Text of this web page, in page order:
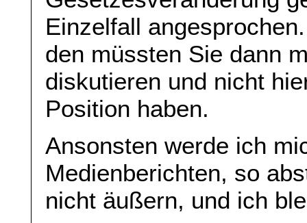
Einzelfall
den müssten Sie dann
diskutieren und nicht
Position haben.
Ansonsten werde ich
Medienberichten, so
nicht äußern, und ich